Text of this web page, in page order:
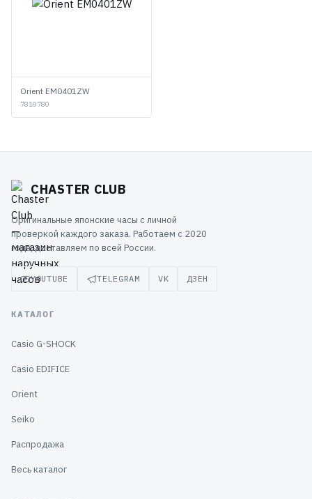
Orient EM0401ZW
7810780
CHASTER CLUB
Оригинальные японские часы с личной
проверкой каждого заказа. Работаем с 2020
года, доставляем по всей России.
YOUTUBE TELEGRAM VK ДЗЕН
КАТАЛОГ
Casio G-SHOCK
Casio EDIFICE
Orient
Seiko
Распродажа
Весь каталог